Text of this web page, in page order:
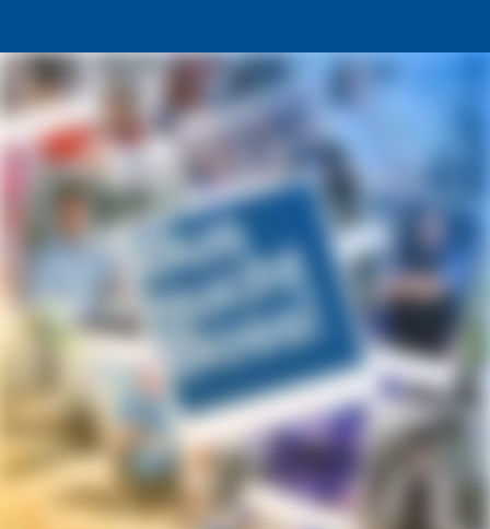
Quereinstieg bei der RSAG